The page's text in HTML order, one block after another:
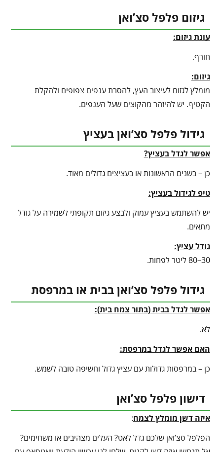
גיזום פלפל סצ’ואן
עונת גיזום:
חורף.
גיזום:
מומלץ לגזום לעיצוב העץ, להסרת ענפים צפופים ולהקלת
הקטיף. יש להיזהר מהקוצים שעל הענפים.
גידול פלפל סצ’ואן בעציץ
אפשר לגדל בעציץ?
כן – בשנים הראשונות או בעציצים גדולים מאוד.
טיפ לגידול בעציץ:
יש להשתמש בעציץ עמוק ולבצע גיזום תקופתי לשמירה על גודל
מתאים.
גודל עציץ:
30–80 ליטר לפחות.
גידול פלפל סצ’ואן בבית או במרפסת
אפשר לגדל בבית (בתור צמח בית):
לא.
האם אפשר לגדל במרפסת:
כן – במרפסות גדולות עם עציץ גדול וחשיפה טובה לשמש.
דישון פלפל סצ’ואן
איזה דשן מומלץ לצמח:
הפלפל סצ’ואן שלכם גדל לאט? העלים מצהיבים או משחימים?